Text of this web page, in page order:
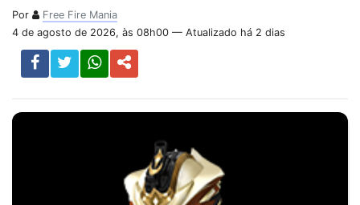
Por
Free Fire Mania
4 de agosto de 2026, às 08h00 — Atualizado há 2 dias